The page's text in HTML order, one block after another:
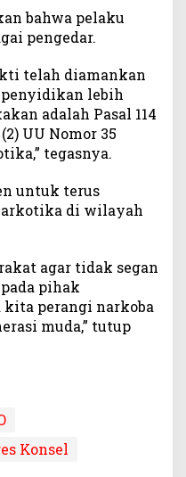
bahwa pelaku
pengedar.
telah diamankan
lebih
adalah Pasal 114
UU Nomor 35
tegasnya.
untuk terus
di wilayah
agar tidak segan
pihak
kita perangi narkoba
muda,” tutup
Konsel